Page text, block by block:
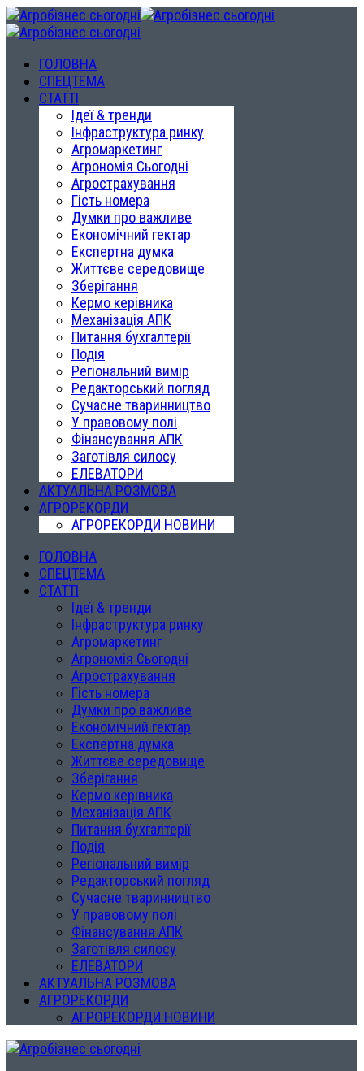
ГОЛОВНА
СПЕЦТЕМА
СТАТТІ
Ідеї & тренди
Інфраструктура ринку
Агромаркетинг
Агрономія Сьогодні
Агрострахування
Гість номера
Думки про важливе
Економічний гектар
Експертна думка
Життєве середовище
Зберігання
Кермо керівника
Механізація АПК
Питання бухгалтерії
Подія
Регіональний вимір
Редакторський погляд
Сучасне тваринництво
У правовому полі
Фінансування АПК
Заготівля силосу
ЕЛЕВАТОРИ
АКТУАЛЬНА РОЗМОВА
АГРОРЕКОРДИ
АГРОРЕКОРДИ НОВИНИ
ГОЛОВНА
СПЕЦТЕМА
СТАТТІ
Ідеї & тренди
Інфраструктура ринку
Агромаркетинг
Агрономія Сьогодні
Агрострахування
Гість номера
Думки про важливе
Економічний гектар
Експертна думка
Життєве середовище
Зберігання
Кермо керівника
Механізація АПК
Питання бухгалтерії
Подія
Регіональний вимір
Редакторський погляд
Сучасне тваринництво
У правовому полі
Фінансування АПК
Заготівля силосу
ЕЛЕВАТОРИ
АКТУАЛЬНА РОЗМОВА
АГРОРЕКОРДИ
АГРОРЕКОРДИ НОВИНИ